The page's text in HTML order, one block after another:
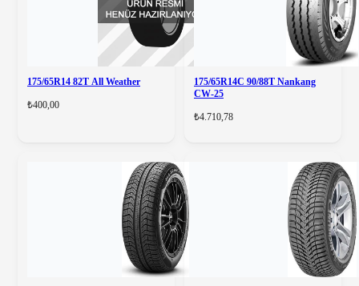
175/65R14 82T All Weather
₺400,00
175/65R14C 90/88T Nankang
CW-25
₺4.710,78